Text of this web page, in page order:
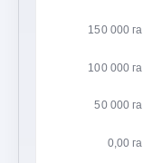
0,00 га
50 000 га
100 000 га
150 000 га